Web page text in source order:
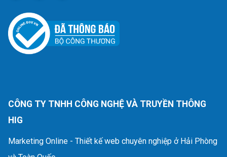
CÔNG TY TNHH CÔNG NGHỆ VÀ TRUYỀN THÔNG
HIG
Marketing Online - Thiết kế web chuyên nghiệp ở Hải Phòng